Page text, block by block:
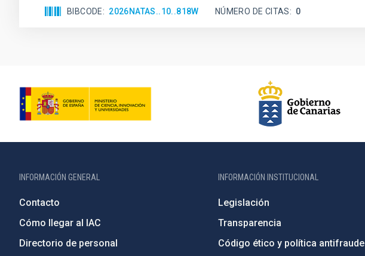
BIBCODE 2026NATAS..10..818W NÚMERO DE CITAS 0
INFORMACIÓN GENERAL
Contacto
Cómo llegar al IAC
Directorio de personal
INFORMACIÓN INSTITUCIONAL
Legislación
Transparencia
Código ético y política antifraude